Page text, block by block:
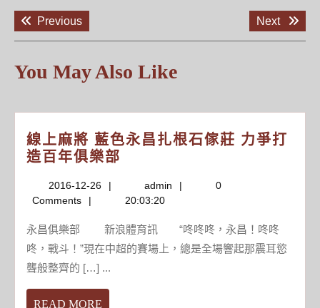
章
導
覽
PreviousPrevious
Next
Next
You May Also Like
線上麻將 藍色永昌扎根石傢莊 力爭打
造百年俱樂部
將
藍
色
永
2016-12-26
2016-
12-
admin admin
0
Comments
20:03:20
永昌俱樂部 新浪體育訊 “咚咚咚，永昌！咚咚
咚，戰斗！”現在中超的賽場上，總是全場響起那震耳慾
聾般整齊的 […] ...
READ MORE